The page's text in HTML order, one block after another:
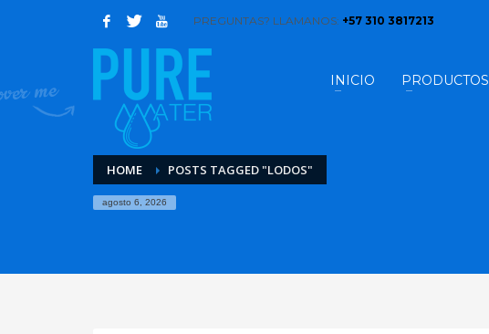
PREGUNTAS? LLAMANOS: +57 310 3817213
INICIO PRODUCTOS
HOME POSTS TAGGED "LODOS"
agosto 6, 2026